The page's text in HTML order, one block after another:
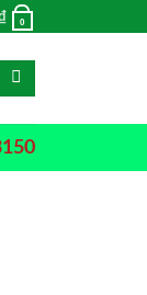
0